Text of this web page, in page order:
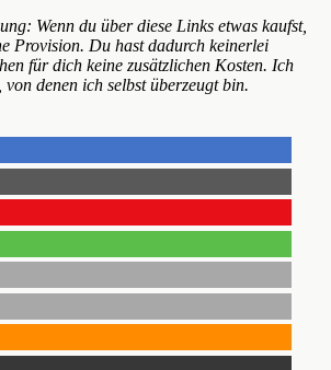
Wenn du über diese Links etwas kaufst,
Provision. Du hast dadurch keinerlei
für dich keine zusätzlichen Kosten. Ich
denen ich selbst überzeugt bin.